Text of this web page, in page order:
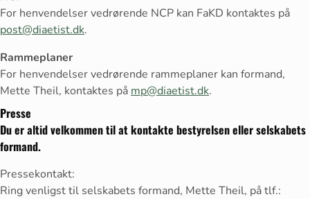
For henvendelser vedrørende NCP kan FaKD kontaktes på
post@diaetist.dk.
Rammeplaner
For henvendelser vedrørende rammeplaner kan formand,
Mette Theil, kontaktes på mp@diaetist.dk.
Presse
Du er altid velkommen til at kontakte bestyrelsen eller selskabets
formand.
Pressekontakt:
Ring venligst til selskabets formand, Mette Theil, på tlf.: